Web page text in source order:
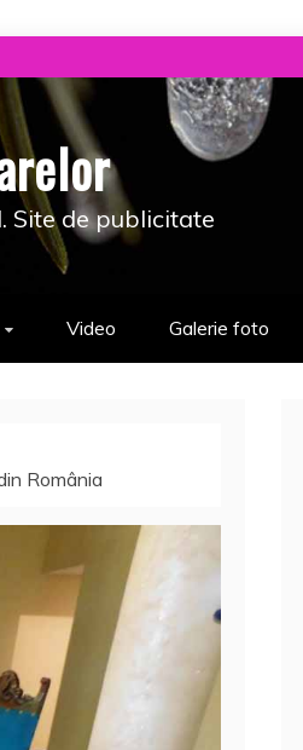
Site de publicitate
Video Galerie foto
România